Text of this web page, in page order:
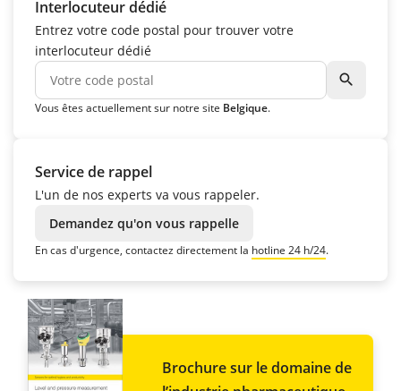
Interlocuteur dédié
Entrez votre code postal pour trouver votre
interlocuteur dédié
search
Vous êtes actuellement sur notre site Belgique.
Service de rappel
L'un de nos experts va vous rappeler.
Demandez qu'on vous rappelle
En cas d'urgence, contactez directement la hotline 24 h/24.
Brochure sur le domaine de